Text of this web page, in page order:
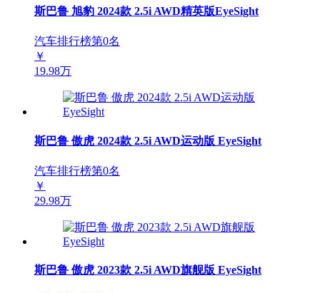
斯巴鲁 旭豹 2024款 2.5i AWD精英版EyeSight
汽车排行榜第0名
￥
19.98万
斯巴鲁 傲虎 2024款 2.5i AWD运动版 EyeSight
汽车排行榜第0名
￥
29.98万
斯巴鲁 傲虎 2023款 2.5i AWD旗舰版 EyeSight